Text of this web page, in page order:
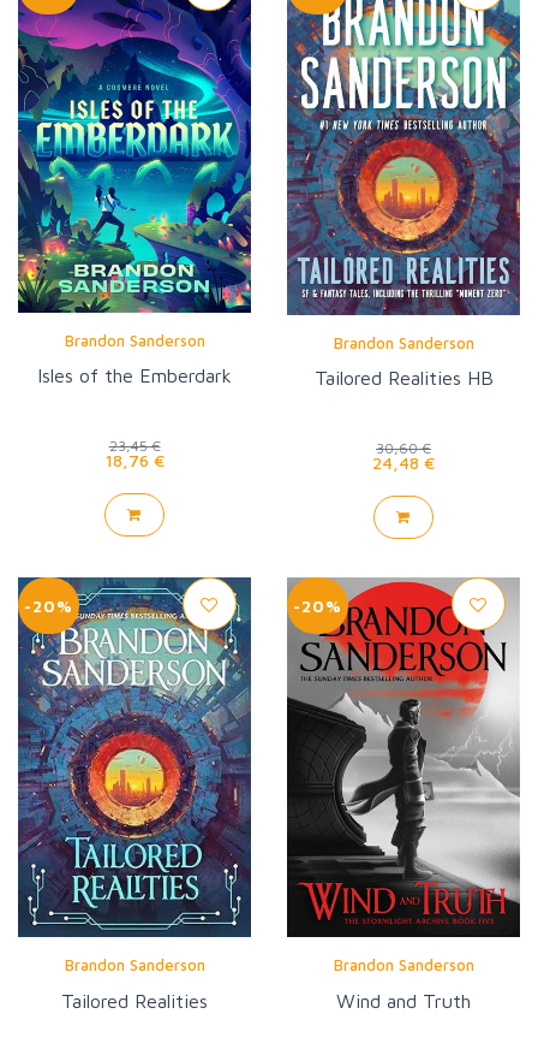
Brandon Sanderson
Isles of the Emberdark
23,45 €
18,76 €
Brandon Sanderson
Tailored Realities HB
30,60 €
24,48 €
-20%
Brandon Sanderson
Tailored Realities
-20%
Brandon Sanderson
Wind and Truth